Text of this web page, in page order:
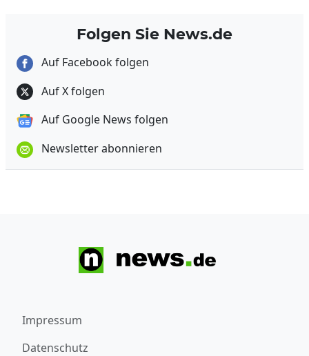
Folgen Sie News.de
Auf Facebook folgen
Auf X folgen
Auf Google News folgen
Newsletter abonnieren
Impressum
Datenschutz